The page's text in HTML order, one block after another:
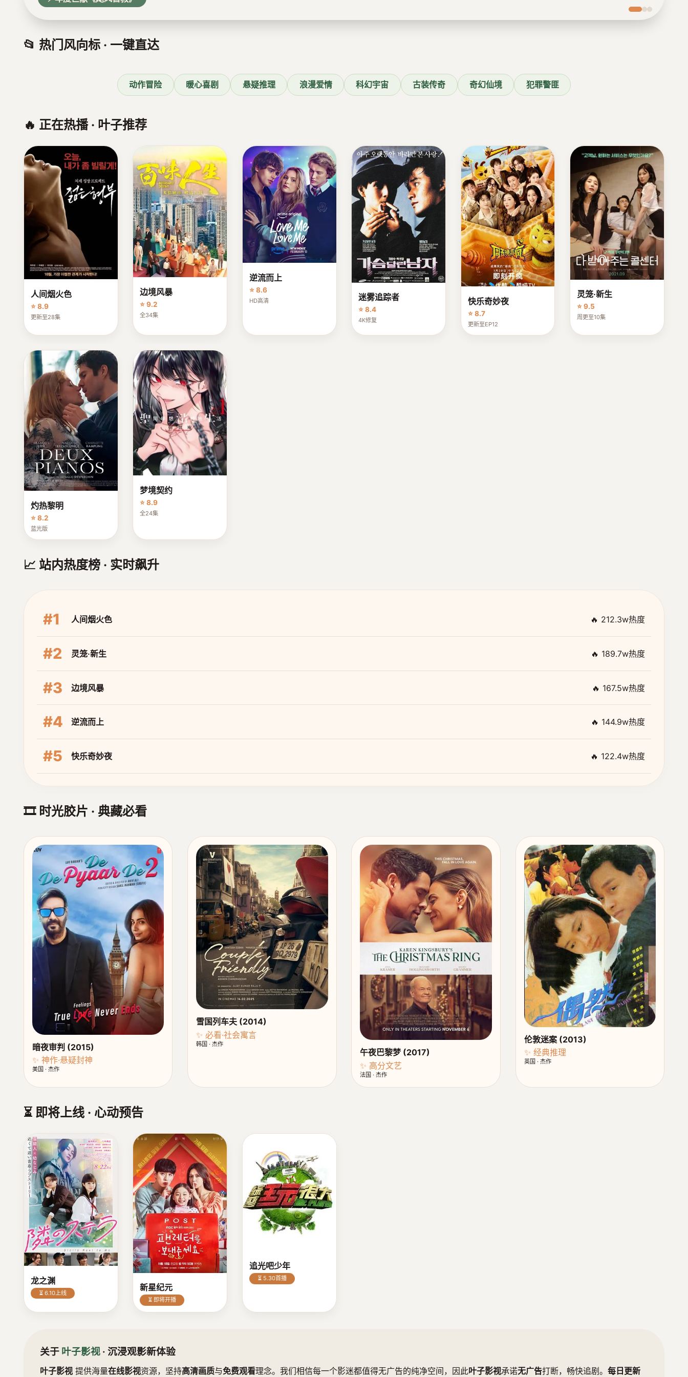
📂 热门风向标 · 一键直达
动作冒险 暖心喜剧 悬疑推理 浪漫爱情 科幻宇宙 古装传奇 奇幻仙境 犯罪警匪
🔥 正在热播 · 叶子推荐
人间烟火色
⭐ 8.9
更新至28集
边境风暴
⭐ 9.2
全34集
逆流而上
⭐ 8.6
HD高清 迷雾追踪者
⭐ 8.4
4K修复
快乐奇妙夜
⭐ 8.7
更新至EP12
灵笼·新生
⭐ 9.5
周更至10集
灼热黎明
⭐ 8.2
蓝光版
梦境契约
⭐ 8.9
全24集
📈 站内热度榜 · 实时飙升
#1 人间烟火色 🔥 212.3w热度
#2 灵笼·新生 🔥 189.7w热度
#3 边境风暴 🔥 167.5w热度
#4 逆流而上 🔥 144.9w热度
#5 快乐奇妙夜 🔥 122.4w热度
🎞️ 时光胶片 · 典藏必看
暗夜审判 (2015)
✨ 神作·悬疑封神
美国 · 杰作
雪国列车夫 (2014)
✨ 必看·社会寓言
韩国 · 杰作
午夜巴黎梦 (2017)
✨ 高分文艺
法国 · 杰作
伦敦迷案 (2013)
✨ 经典推理
英国 · 杰作
⏳ 即将上线 · 心动预告
龙之渊
⏳ 6.10上线
新星纪元
⏳ 即将开播
追光吧少年
⏳ 5.30首播
关于 叶子影视 · 沉浸观影新体验
叶子影视 提供海量在线影视资源，坚持高清画质与免费观看理念。我们相信每一个影迷都值得无广告的纯净空间，因此叶子影视承诺无广告打断，畅快追剧。 每日更新